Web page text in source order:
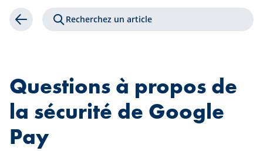
Retour Recherchez un article
Questions à propos de
la sécurité de Google
Pay